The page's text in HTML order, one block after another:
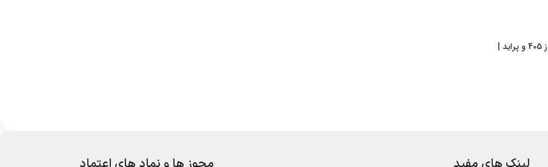
پتانسیومتر زیمنس طرح کروز 405 و پراید |